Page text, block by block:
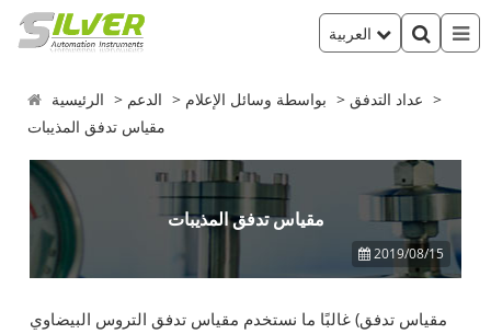
الرئيسية الدعم بواسطة وسائل الإعلام
عداد التدفق
مقياس تدفق المذيبات
مقياس تدفق المذيبات
2019/08/15
غالبًا ما نستخدم مقياس تدفق التروس البيضاوي (مقياس تدفق